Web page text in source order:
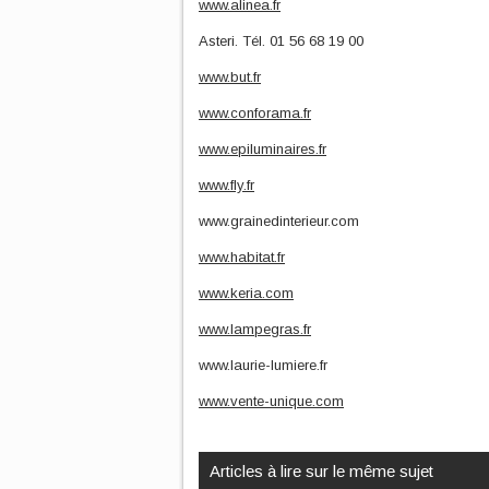
www.alinea.fr
Asteri. Tél. 01 56 68 19 00
www.but.fr
www.conforama.fr
www.epiluminaires.fr
www.fly.fr
www.grainedinterieur.com
www.habitat.fr
www.keria.com
www.lampegras.fr
www.laurie-lumiere.fr
www.vente-unique.com
Articles à lire sur le même sujet